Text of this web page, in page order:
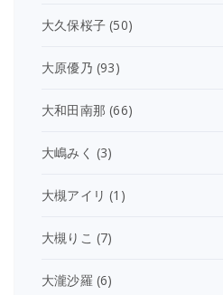
大久保桜子 (50)
大原優乃 (93)
大和田南那 (66)
大嶋みく (3)
大槻アイリ (1)
大槻りこ (7)
大瀧沙羅 (6)